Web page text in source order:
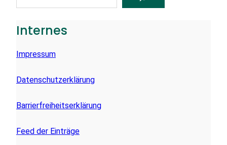
C
Internes
Impressum
Datenschutzerklärung
Barrierfreiheitserklärung
Feed der Einträge